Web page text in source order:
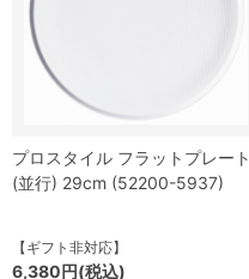
プロスタイル フラットプレート
(並行) 29cm (52200-5937)
【ギフト非対応】
6,380円(税込)